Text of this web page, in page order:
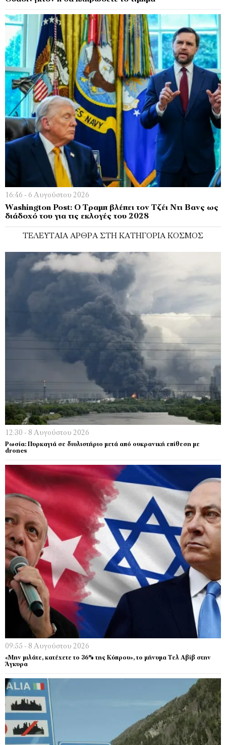
16:46 - 6 Αυγούστου 2026
Washington Post: Ο Τραμπ βλέπει τον Τζέι Ντι Βανς ως
διάδοχό του για τις εκλογές του 2028
ΤΕΛΕΥΤΑΊΑ ΆΡΘΡΑ ΣΤΗ ΚΑΤΗΓΟΡΊΑ ΚΌΣΜΟΣ
12:30 - 8 Αυγούστου 2026
Ρωσία: Πυρκαγιά σε διυλιστήριο μετά από ουκρανική επίθεση με
drones
09:55 - 8 Αυγούστου 2026
«Μην μιλάτε, κατέχετε το 36% της Κύπρου», το μήνυμα Τελ Αβίβ στην
Άγκυρα